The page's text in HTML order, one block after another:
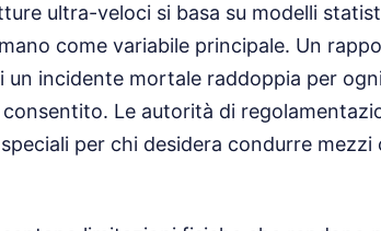
ultra-veloci si basa su modelli
come variabile principale. Un
un incidente mortale raddoppia per
Le autorità di
per chi desidera condurre mezzi